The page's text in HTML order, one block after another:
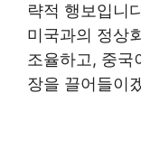
략적 행보입니
미국과의 정상
조율하고, 중국
장을 끌어들이